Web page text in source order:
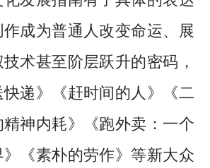
成为普通人改变命运、展
术甚至阶层跃升的密码，
快递》《赶时间的人》《二
神内耗》《跑外卖：一个
《素朴的劳作》等新大众